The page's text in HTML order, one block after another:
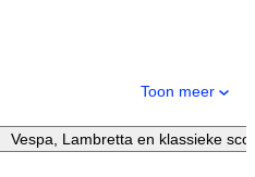
Toon meer
Vespa, Lambretta en klassieke